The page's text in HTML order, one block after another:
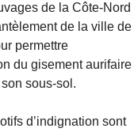
de la Côte-Nord
de la ville de
permettre
du gisement aurifaire
sous-sol.
d’indignation sont